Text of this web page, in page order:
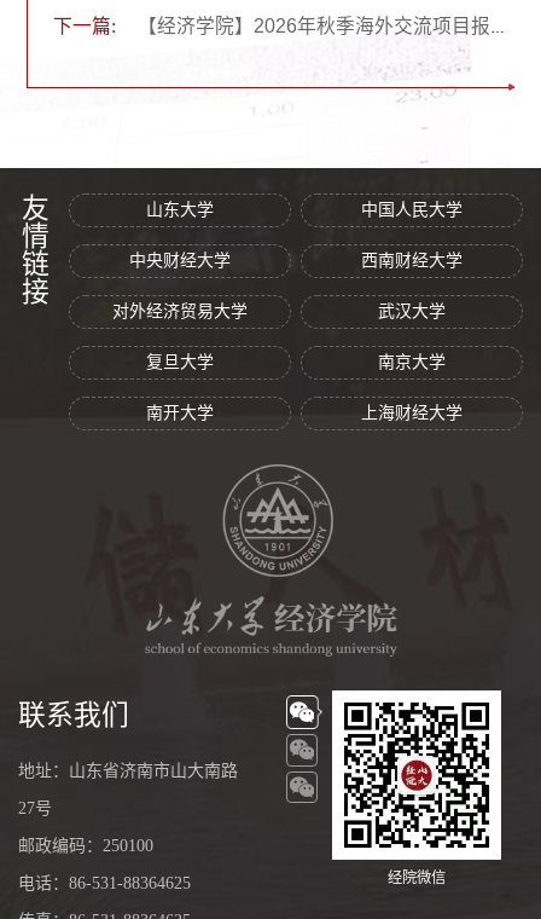
下一篇: 【经济学院】2026年秋季海外交流项目报名通知：欧美高校学期交换/访学项目
友情链接 山东大学 中国人民大学
中央财经大学 西南财经大学
对外经济贸易大学 武汉大学
复旦大学 南京大学
南开大学 上海财经大学
联系我们
地址：山东省济南市山大南路
27号
邮政编码：250100
电话：86-531-88364625 经院微信